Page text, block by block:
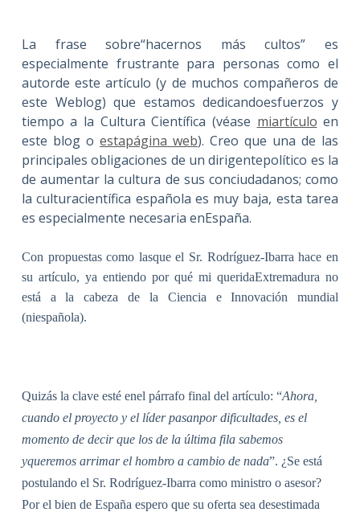
La frase sobre“hacernos más cultos” es
especialmente frustrante para personas como el
autorde este artículo (y de muchos compañeros de
este Weblog) que estamos dedicandoesfuerzos y
tiempo a la Cultura Científica (véase miartículo en
este blog o estapágina web). Creo que una de las
principales obligaciones de un dirigentepolítico es la
de aumentar la cultura de sus conciudadanos; como
la culturacientífica española es muy baja, esta tarea
es especialmente necesaria enEspaña.
Con propuestas como lasque el Sr. Rodríguez-Ibarra hace en
su artículo, ya entiendo por qué mi queridaExtremadura no
está a la cabeza de la Ciencia e Innovación mundial
(niespañola).
Quizás la clave esté enel párrafo final del artículo: “Ahora,
cuando el proyecto y el líder pasanpor dificultades, es el
momento de decir que los de la última fila sabemos
yqueremos arrimar el hombro a cambio de nada”. ¿Se está
postulando el Sr. Rodríguez-Ibarra como ministro o asesor?
Por el bien de España espero que su oferta sea desestimada